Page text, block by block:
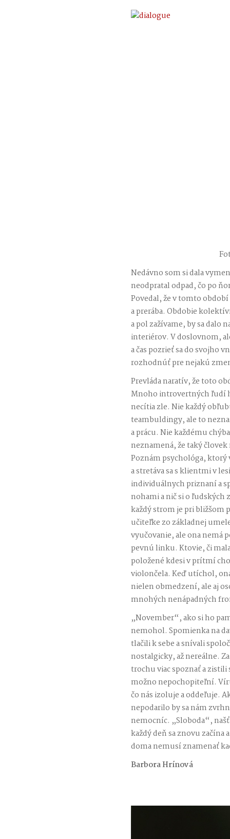
Nedávno som si dala
neodpratal odpad, čo po
Povedal, že v tomto
a prerába. Obdobie
a pol zažívame, by sa dalo
interiérov. V doslovnom,
a čas pozrieť sa do svojho
rozhodnúť pre nejakú
Prevláda naratív, že toto
Mnoho introvertných ľudí
necítia zle. Nie každý
teambuldingy, ale to
a prácu. Nie každému
neznamená, že taký
Poznám psychológa, ktorý
a stretáva sa s klientmi v
individuálnych priznaní a
nohami a nič si o ľudských
každý strom je pri bližšom
učiteľke zo základnej
vyučovanie, ale ona nemá
pevnú linku. Ktovie, či
položené kdesi v prítmí
violončela. Keď utíchol,
nielen obmedzení, ale aj
mnohých nenápadných
„November“, ako si ho
nemohol. Spomienka na
tlačili k sebe a snívali
nostalgicky, až nereálne.
trochu viac spoznať a
možno nepochopiteľní.
čo nás izoluje a oddeľuje.
nepodarilo by sa nám
nemocníc. „Sloboda“,
každý deň sa znovu začína
doma nemusí znamenať
Barbora Hrínová